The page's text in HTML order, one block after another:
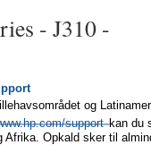
- J310 -
og
support kan du
Afrika. Opkald sker til